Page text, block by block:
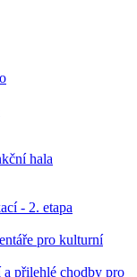
hala
- 2. etapa
pro kulturní
přilehlé chodby pro